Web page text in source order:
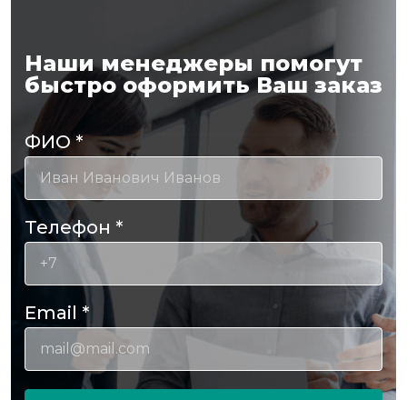
Наши менеджеры помогут
быстро оформить Ваш заказ
ФИО*
Телефон *
Email *